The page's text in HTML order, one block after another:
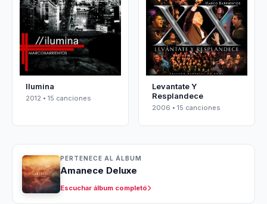
Ilumina
2012 • 15 canciones
Levantate Y
Resplandece
2006 • 15 canciones
PERTENECE AL ÁLBUM
Amanece Deluxe
Escuchar álbum completó